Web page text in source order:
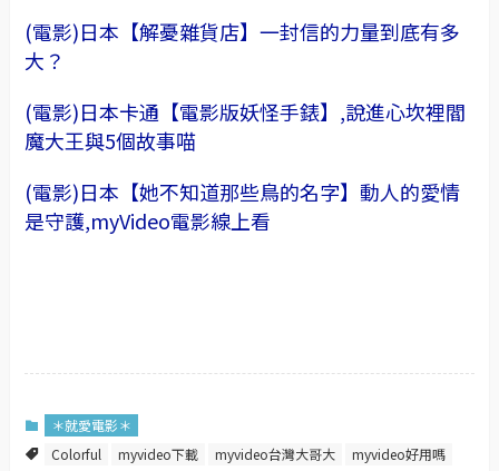
(電影)日本【解憂雜貨店】一封信的力量到底有多
大？
(電影)日本卡通【電影版妖怪手錶】,說進心坎裡閻
魔大王與5個故事喵
(電影)日本【她不知道那些鳥的名字】動人的愛情
是守護,myVideo電影線上看
＊就愛電影＊
Colorful
myvideo下載 myvideo台灣大哥大
myvideo好用嗎